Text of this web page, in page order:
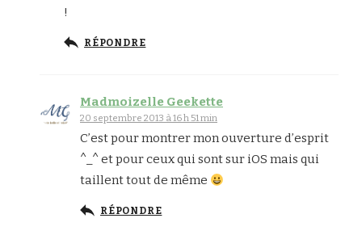
!
RÉPONDRE
Madmoizelle Geekette
20 septembre 2013 à 16 h 51 min
C’est pour montrer mon ouverture d’esprit
^_^ et pour ceux qui sont sur iOS mais qui
taillent tout de même
RÉPONDRE